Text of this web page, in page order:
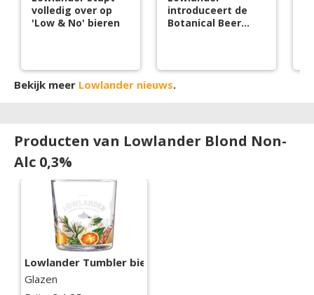
volledig over op
'Low & No' bieren
introduceert de
Botanical Beer
Bekijk meer Lowlander nieuws.
Producten van Lowlander Blond Non-
Alc 0,3%
Lowlander Tumbler bierglas
Glazen